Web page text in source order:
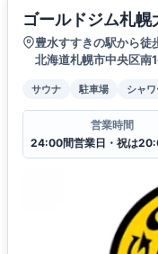
ゴールドジム札幌
豊水すすきの駅から徒
北海道札幌市中央区南
サウナ 駐車場 シャ
営業時間